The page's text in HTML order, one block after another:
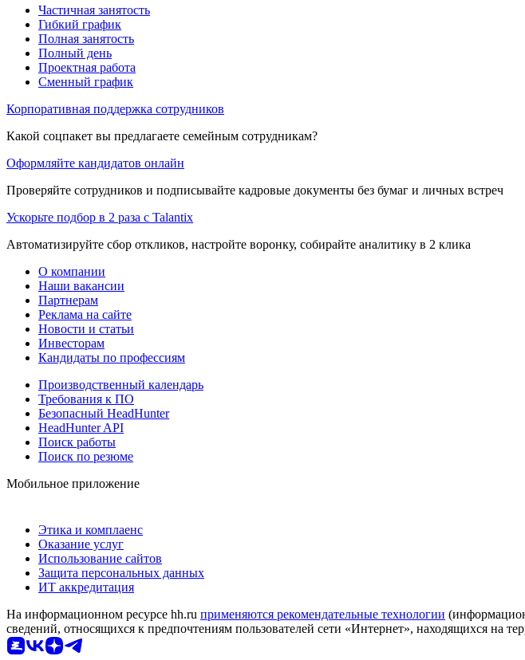
Частичная занятость
Гибкий график
Полная занятость
Полный день
Проектная работа
Сменный график
Корпоративная поддержка сотрудников
Какой соцпакет вы предлагаете семейным сотрудникам?
Оформляйте кандидатов онлайн
Проверяйте сотрудников и подписывайте кадровые документы без бумаг и личных встреч
Ускорьте подбор в 2 раза с Talantix
Автоматизируйте сбор откликов, настройте воронку, собирайте аналитику в 2 клика
О компании
Наши вакансии
Партнерам
Реклама на сайте
Новости и статьи
Инвесторам
Кандидаты по профессиям
Производственный календарь
Требования к ПО
Безопасный HeadHunter
HeadHunter API
Поиск работы
Поиск по резюме
Мобильное приложение
Этика и комплаенс
Оказание услуг
Использование сайтов
Защита персональных данных
ИТ аккредитация
На информационном ресурсе hh.ru применяются рекомендательные технологии
сведений, относящихся к предпочтениям пользователей сети «Интернет», находящихся на